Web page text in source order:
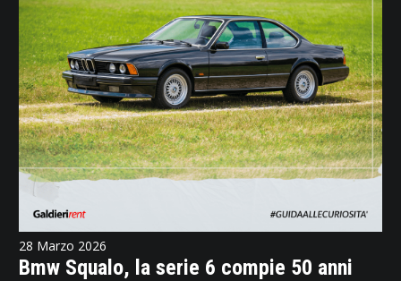
28 Marzo 2026
Bmw Squalo, la serie 6 compie 50 anni